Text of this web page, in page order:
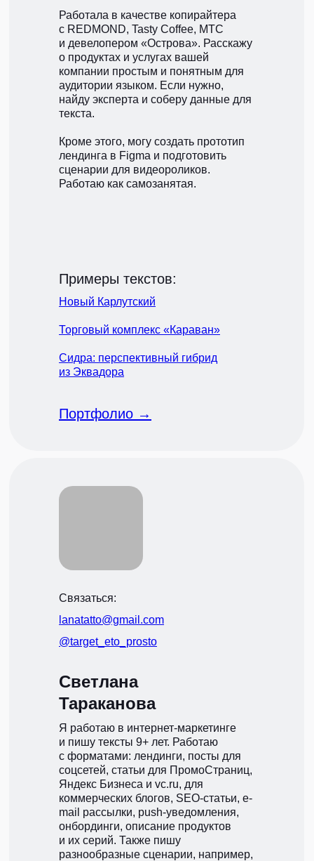
Работала в качестве копирайтера
с REDMOND, Tasty Coffee, МТС
и девелопером «Острова». Расскажу
о продуктах и услугах вашей
компании простым и понятным для
аудитории языком. Если нужно,
найду эксперта и соберу данные для
текста.
Кроме этого, могу создать прототип
лендинга в Figma и подготовить
сценарии для видеороликов.
Работаю как самозанятая.
Примеры текстов:
Новый Карлутский
Торговый комплекс «Караван»
Сидра: перспективный гибрид
из Эквадора
Портфолио →
Светлана
Тараканова
Я работаю в интернет-маркетинге
и пишу тексты 9+ лет. Работаю
с форматами: лендинги, посты для
соцсетей, статьи для ПромоСтраниц,
Яндекс Бизнеса и vc.ru, для
коммерческих блогов, SEO-статьи, e-
mail рассылки, push-уведомления,
онбординги, описание продуктов
и их серий. Также пишу
разнообразные сценарии, например,
Связаться:
@target_eto_prosto
lanatatto@gmail.com